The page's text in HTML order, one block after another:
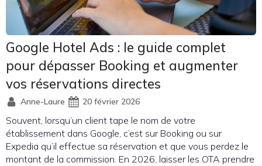
Google Hotel Ads : le guide complet
pour dépasser Booking et augmenter
vos réservations directes
Anne-Laure 20 février 2026
Souvent, lorsqu’un client tape le nom de votre
établissement dans Google, c’est sur Booking ou sur
Expedia qu’il effectue sa réservation et que vous perdez le
montant de la commission. En 2026, laisser les OTA prendre